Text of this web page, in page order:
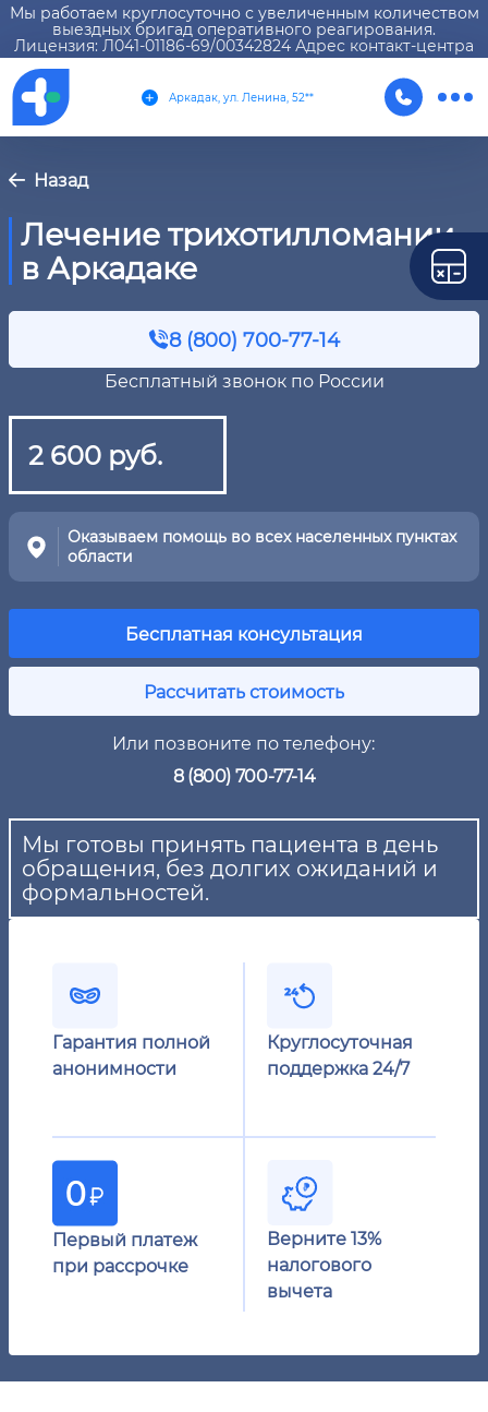
Мы работаем круглосуточно с увеличенным количеством
выездных бригад оперативного реагирования.
Лицензия: Л041-01186-69/00342824 Адрес контакт-центра
Аркадак, ул. Ленина, 52**
Назад
Лечение трихотилломании
в Аркадаке
8 (800) 700-77-14
Бесплатный звонок по России
2 600 руб.
Оказываем помощь во всех населенных пунктах
области
Бесплатная консультация
Рассчитать стоимость
Или позвоните по телефону:
8 (800) 700-77-14
Мы готовы принять пациента в день
обращения, без долгих ожиданий и
формальностей.
Гарантия полной
анонимности
Круглосуточная
поддержка 24/7
Первый платеж
при рассрочке
Верните 13%
налогового
вычета